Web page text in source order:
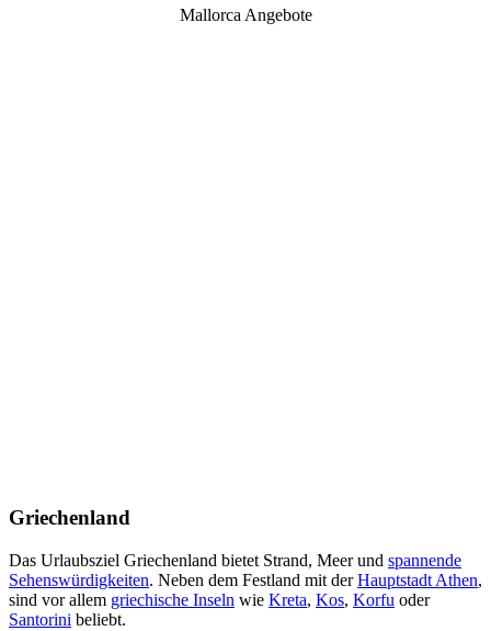
Mallorca Angebote
Griechenland
Das Urlaubsziel Griechenland bietet Strand, Meer und spannende
Sehenswürdigkeiten. Neben dem Festland mit derHauptstadt Athen,
sind vor allem griechische Inseln wie Kreta, Kos, Korfu oder
Santorini beliebt.